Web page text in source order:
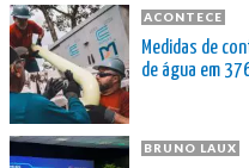
ACONTECE
Medidas de
de água em
BRUNO LAUX